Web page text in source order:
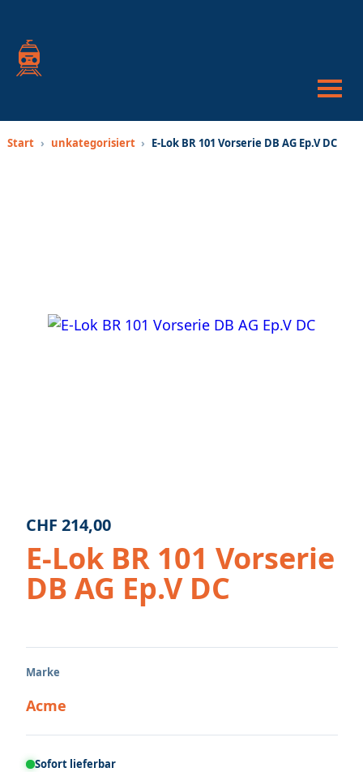
oder
Start › unkategorisiert › E-Lok BR 101 Vorserie DB AG Ep.V DC
CHF 214,00
E-Lok BR 101 Vorserie
DB AG Ep.V DC
Marke
Acme
Sofort lieferbar